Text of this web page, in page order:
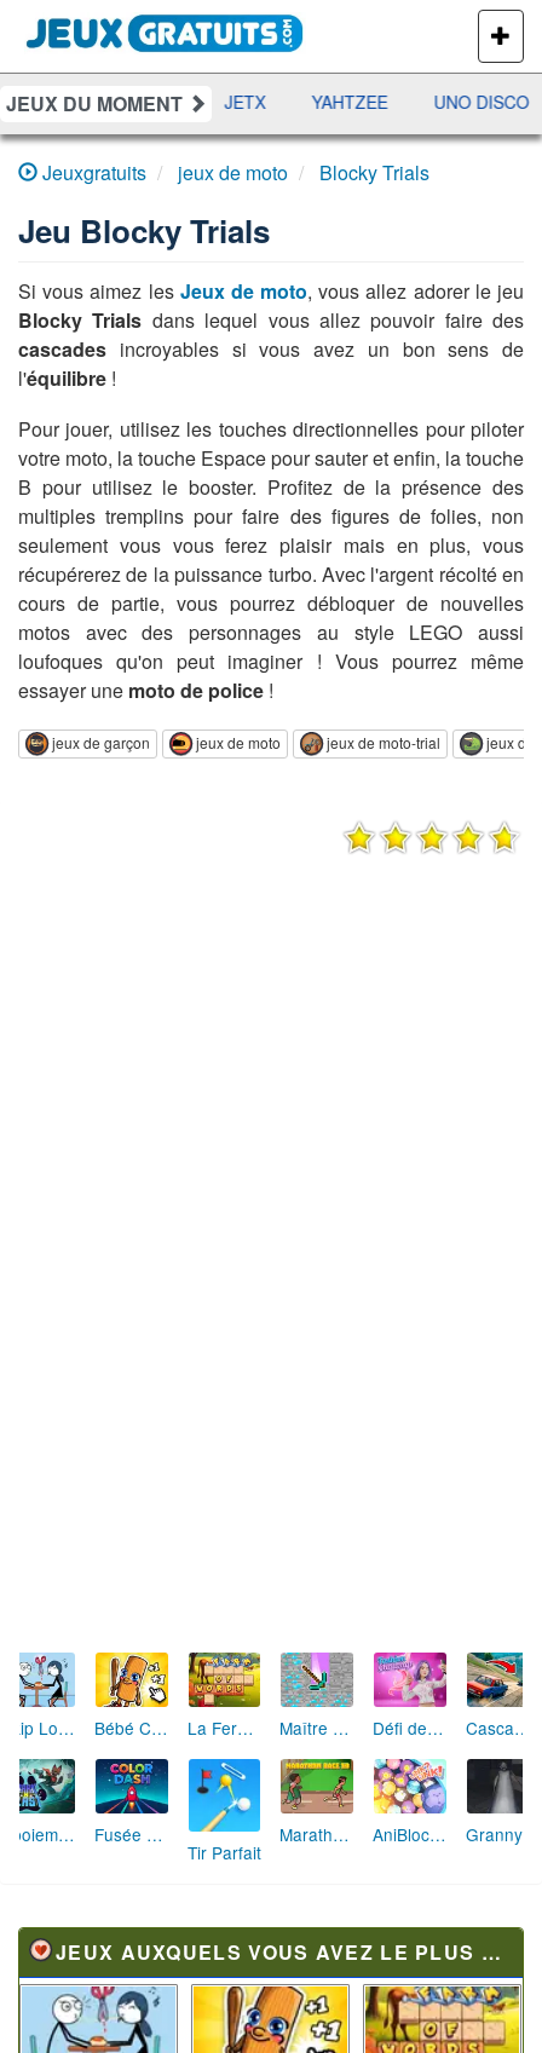
PLUS
DE
JEUX
JEUX DU MOMENT
DAMES RAMI JETX YAHTZEE UNO DISCO
Jeuxgratuits jeux de moto Blocky Trials
Jeu Blocky Trials
Si vous aimez les Jeux de moto, vous allez adorer le jeu
Blocky Trials dans lequel vous allez pouvoir faire des
cascades incroyables si vous avez un bon sens de
l'équilibre !
Pour jouer, utilisez les touches directionnelles pour piloter
votre moto, la touche Espace pour sauter et enfin, la touche
B pour utilisez le booster. Profitez de la présence des
multiples tremplins pour faire des figures de folies, non
seulement vous vous ferez plaisir mais en plus, vous
récupérerez de la puissance turbo. Avec l'argent récolté en
cours de partie, vous pourrez débloquer de nouvelles
motos avec des personnages au style LEGO aussi
loufoques qu'on peut imaginer ! Vous pourrez même
essayer une moto de police !
jeux de garçon jeux de moto jeux de moto-trial jeux de
Skip Love: L'Amour en Péril Bébé Clic Italien: La Folie des Petits Bambins La Ferme des Mots - Cultivez votre Vocabulaire Maître de la Destruction: Fusion de Pioches Défi de Mode: Star du Podium Cascades Folles 3D
Aboiement Stellaire : Aventure Canine Fusée Chromatique: La Course des Couleurs
Tir Parfait
Marathon Champion io AniBlocos: Connecte les Animaux Mignons!
JEUX AUXQUELS VOUS AVEZ LE PLUS JOUÉ